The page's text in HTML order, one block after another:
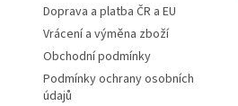
Doprava a platba ČR a EU
Vrácení a výměna zboží
Obchodní podmínky
Podmínky ochrany osobních
údajů